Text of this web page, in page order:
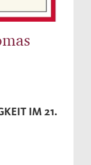
IM 21.